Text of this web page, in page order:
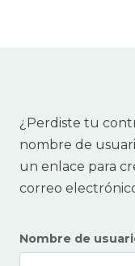
¿Perdiste tu
nombre de
un enlace para
correo
Nombre de